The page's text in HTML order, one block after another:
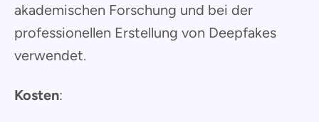
akademischen Forschung und bei der
professionellen Erstellung von Deepfakes
verwendet.
Kosten: